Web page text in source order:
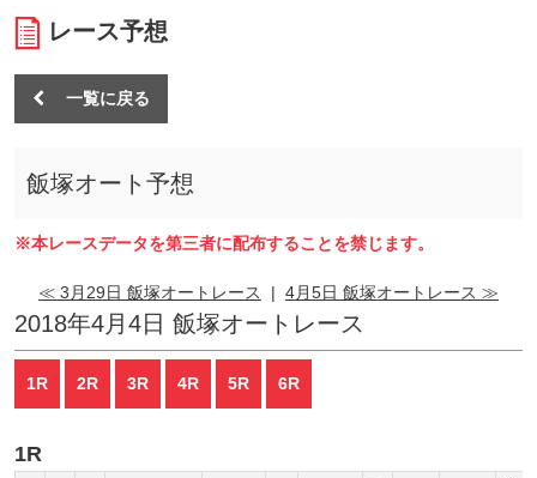
レース予想
一覧に戻る
飯塚オート予想
※本レースデータを第三者に配布することを禁じます。
≪ 3月29日 飯塚オートレース | 4月5日 飯塚オートレース ≫
2018年4月4日 飯塚オートレース
1R 2R 3R 4R 5R 6R
1R